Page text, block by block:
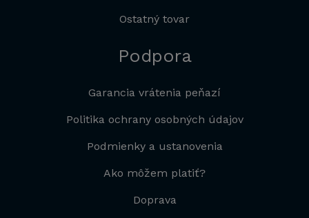
Ostatný tovar
Podpora
Garancia vrátenia peňazí
Politika ochrany osobných údajov
Podmienky a ustanovenia
Ako môžem platiť?
Doprava